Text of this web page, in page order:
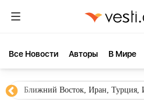
Все Новости Aвторы В Мире
Ближний Восток, Иран,